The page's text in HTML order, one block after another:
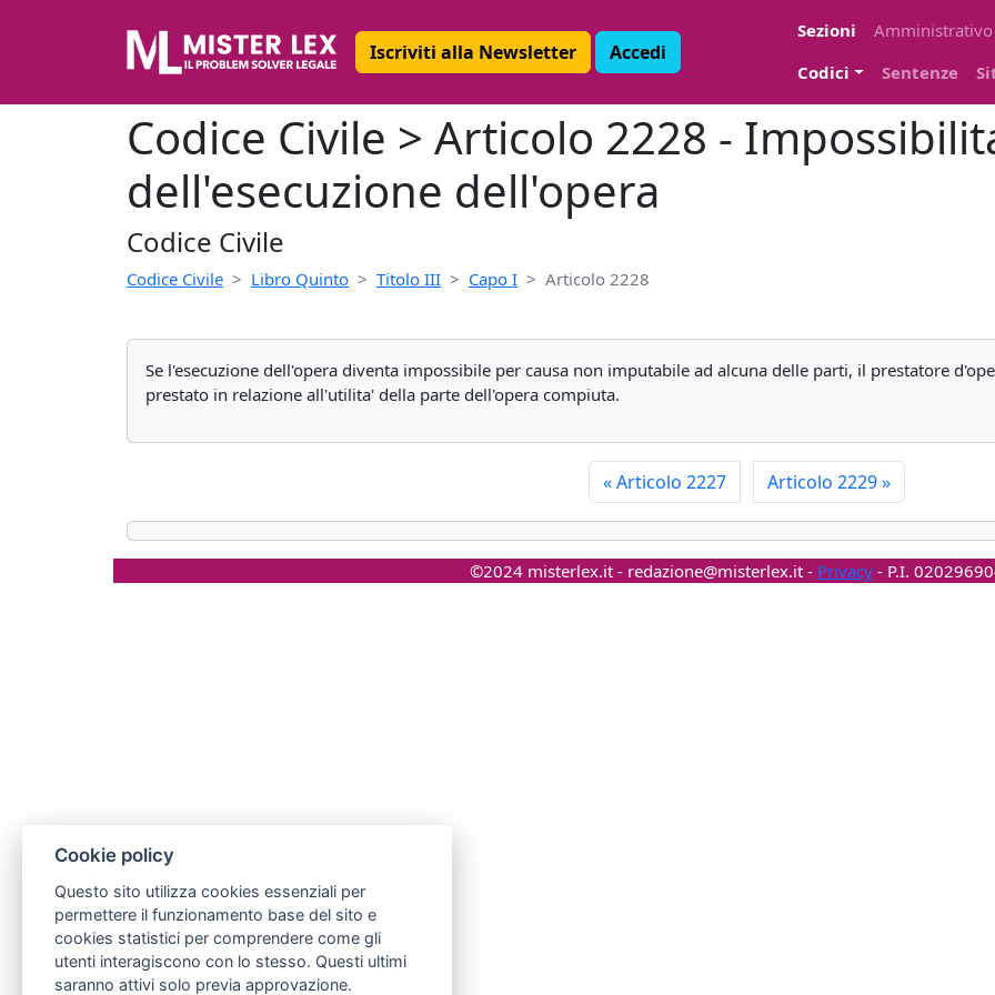
Iscriviti alla Newsletter Accedi
Sezioni
Amministrativo
Codici
Sentenze
Codice Civile > Articolo 2228 -
dell'esecuzione dell'opera
Codice Civile
Codice Civile Libro Quinto Titolo III Capo I Articolo 2228
Se l'esecuzione dell'opera diventa impossibile per causa non imputabile ad alcuna delle parti, il prestatore
prestato in relazione all'utilita' della parte dell'opera compiuta.
«Articolo 2227 Articolo 2229»
©2024 misterlex.it - redazione@misterlex.it- Privacy- P.I.
Cookie policy
Questo sito utilizza cookies essenziali per
permettere il funzionamento base del sito e
cookies statistici per comprendere come gli
utenti interagiscono con lo stesso. Questi ultimi
saranno attivi solo previa approvazione.